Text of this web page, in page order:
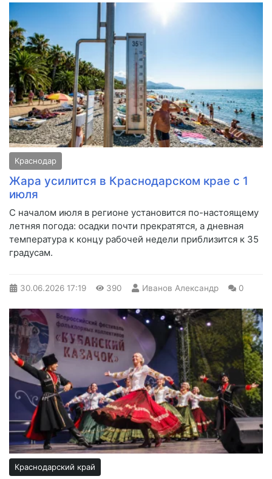
Краснодар
Жара усилится в Краснодарском крае с 1
июля
С началом июля в регионе установится по-настоящему
летняя погода: осадки почти прекратятся, а дневная
температура к концу рабочей недели приблизится к 35
градусам.
30.06.2026 17:19 390 Иванов Александр 0
Краснодарский край